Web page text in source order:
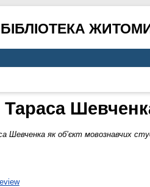
Тараса
Шевченка як об’єкт мовознавчих